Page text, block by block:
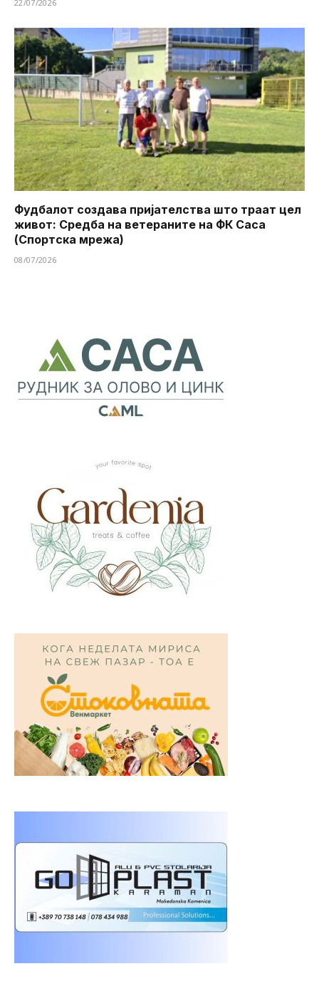
22/07/2026
Фудбалот создава пријателства што траат цел
живот: Средба на ветераните на ФК Саса
(Спортска мрежа)
08/07/2026